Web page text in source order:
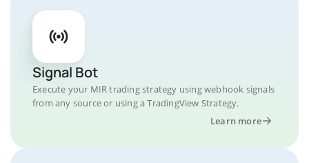
Signal Bot
Execute your MIR trading strategy using webhook signals
from any source or using a TradingView Strategy.
Learn more